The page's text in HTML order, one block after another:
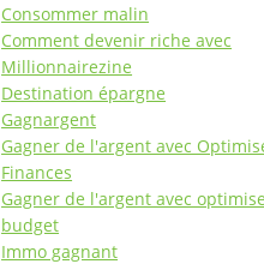
Consommer malin
Comment devenir riche avec
Millionnairezine
Destination épargne
Gagnargent
Gagner de l'argent avec
Finances
Gagner de l'argent avec
budget
Immo gagnant